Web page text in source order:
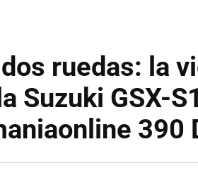
ruedas: la
Suzuki GSX-
390